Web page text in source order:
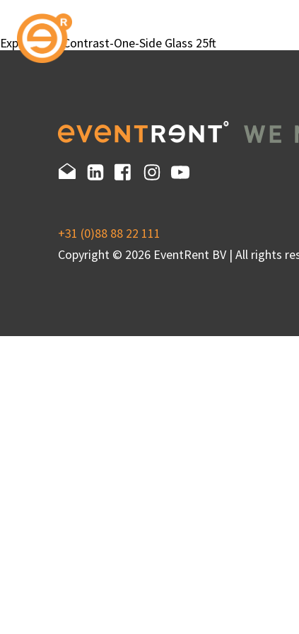
Expandable Contrast-One-Side Glass 25ft
+31 (0)88 88 22 111
Copyright © 2026 EventRent BV | All rights